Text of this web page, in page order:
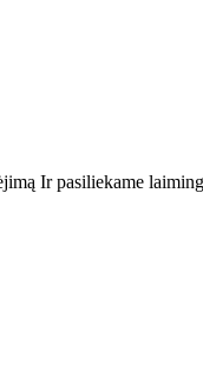
Ir pasiliekame